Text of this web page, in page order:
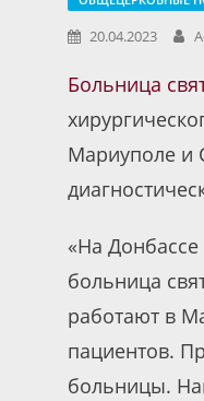
20.04.2023
Больница
Мариуполе и
«На
больница
работают в
пациентов.
больницы.